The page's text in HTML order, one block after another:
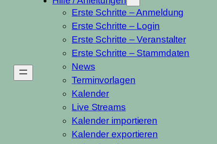
Erste Schritte – Anmeldung
Erste Schritte – Login
Erste Schritte – Veranstalter
Erste Schritte – Stammdaten
News
Terminvorlagen
Kalender
Live Streams
Kalender importieren
Kalender exportieren